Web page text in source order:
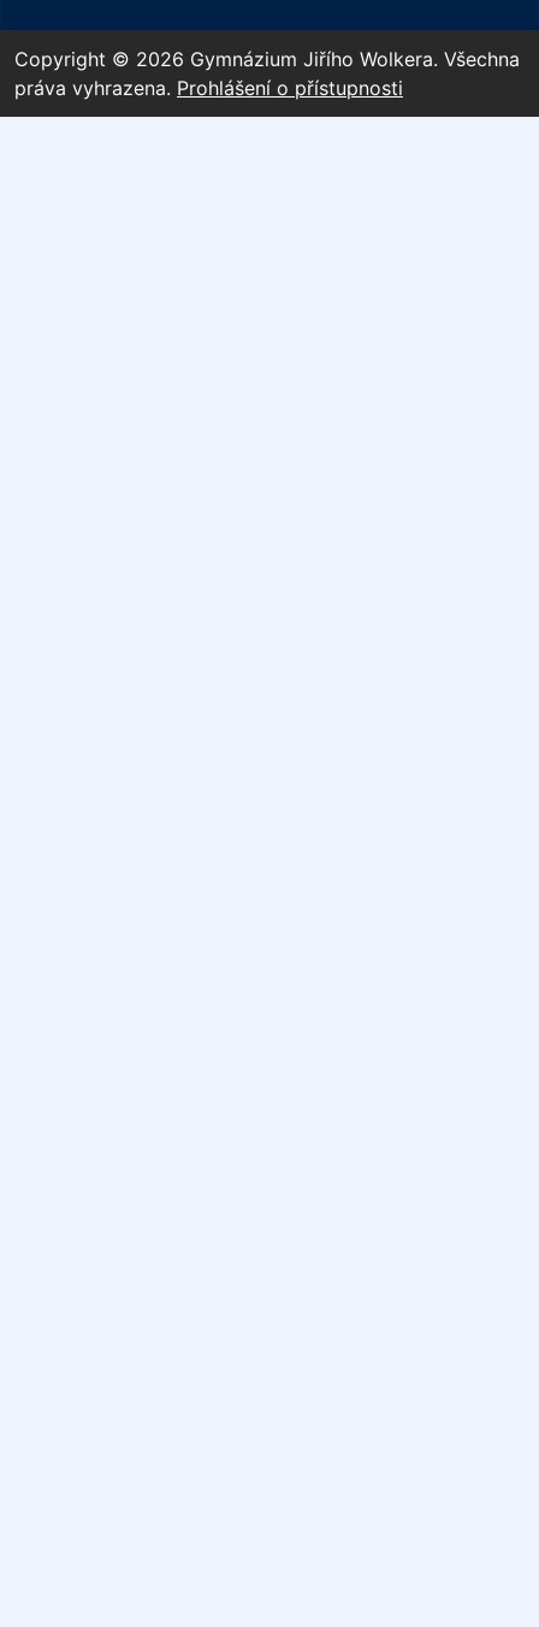
Copyright © 2026 Gymnázium Jiřího Wolkera. Všechna
práva vyhrazena. Prohlášení o přístupnosti